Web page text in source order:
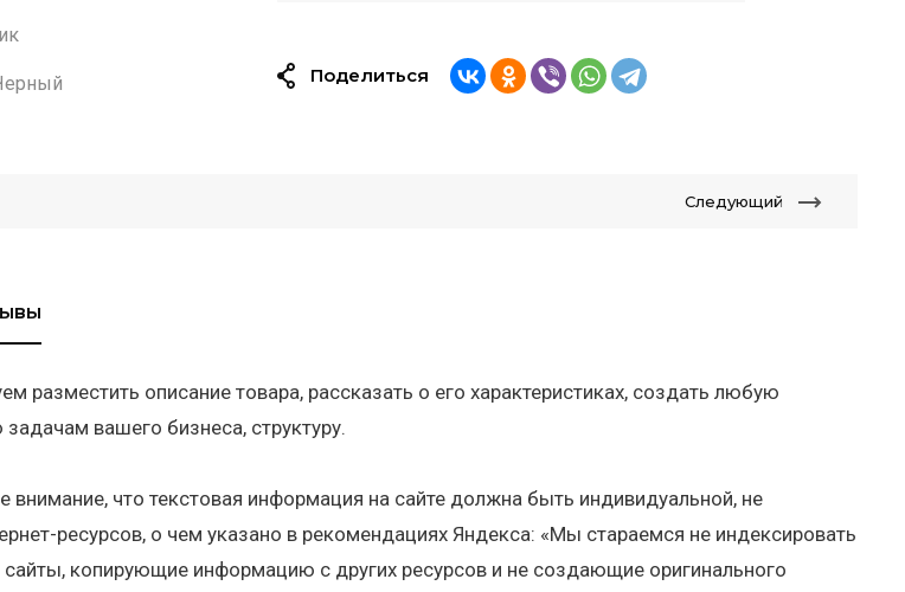
Поделиться
Следующий
разместить описание товара, рассказать о его характеристиках, создать любую
вашего бизнеса, структуру.
что текстовая информация на сайте должна быть индивидуальной, не
ресурсов, о чем указано в рекомендациях Яндекса: «Мы стараемся не индексировать
копирующие информацию с других ресурсов и не создающие оригинального